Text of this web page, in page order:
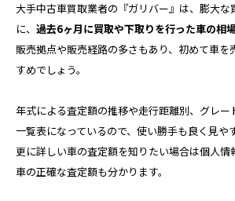
大手中古車買取業者の『ガリバー』は、膨大
に、 過去6ヶ月に買取や下取りを行った車の相
販売拠点や販売経路の多さもあり、初めて車を
すめでしょう。
年式による査定額の推移や走行距離別、グレ
一覧表になっているので、使い勝手も良く見や
更に詳しい車の査定額を知りたい場合は個人情
車の正確な査定額も分かります。